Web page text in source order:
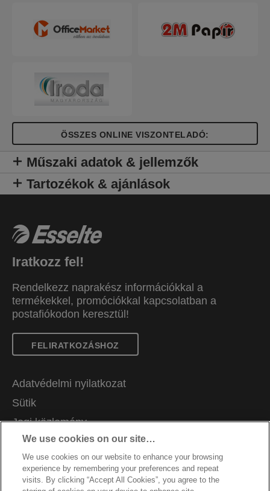
ÖSSZES ONLINE VISZONTELADÓ:
Műszaki adatok & jellemzők
Tartozékok & ajánlások
Iratkozz fel!
Rendelkezz naprakész információkkal a
termékekkel, promóciókkal kapcsolatban a
postafiókodon keresztül!
FELIRATKOZÁSHOZ
Adatvédelmi nyilatkozat
Sütik
Jogi közlemény
Impresszum
Adataim kezelése
Álláslehetőségek
We use cookies on our site…
We use cookies on our website to enhance your browsing
experience by remembering your preferences and repeat
visits. By clicking “Accept All Cookies”, you agree to the